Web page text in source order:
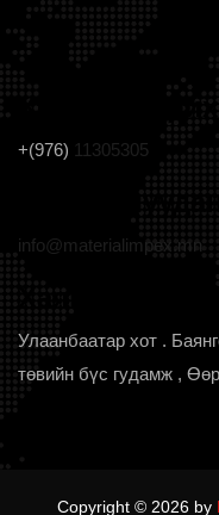
+(976) 11305305
info@materialimpex.mn
Улаанбаатар хот .
төвийн бүс гудамж ,
Copyright © 2026 by